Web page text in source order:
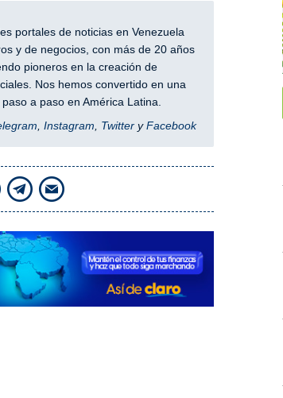
portales de noticias en Venezuela
y de negocios, con más de 20 años
pioneros en la creación de
Nos hemos convertido en una
a paso en América Latina.
, Instagram, TwitteryFacebook